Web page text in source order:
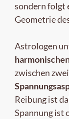
sondern folgt
Geometrie
Astrologen
zwischen
Reibung ist
Spannung ist